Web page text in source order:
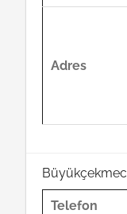
Adres
Telefon